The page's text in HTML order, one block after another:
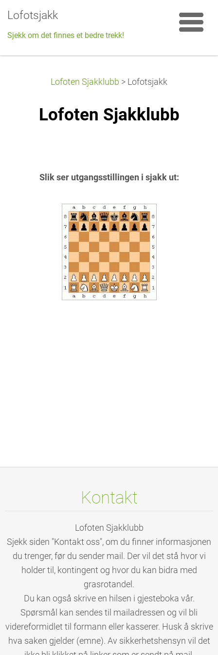
Lofotsjakk
Sjekk om det finnes et bedre trekk!
Lofoten Sjakklubb > Lofotsjakk
Lofoten Sjakklubb
Slik ser utgangsstillingen i sjakk ut:
Kontakt
Lofoten Sjakklubb
Sjekk siden "Kontakt oss", om du finner informasjonen
du trenger, før du sender mail. Der vil det stå hvor vi
holder til, kontingent og hvor du kan bidra med
grasrotandel.
Du kan også skrive en hilsen i gjesteboka vår.
Spørsmål kan sendes til mailadressen og vil bli
videreformidlet til formann eller kasserer. Husk å skrive
hva saken gjelder (emne). Av sikkerhetshensyn vil det